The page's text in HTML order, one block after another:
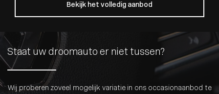
Bekijk het volledig aanbod
Staat uw droomauto er niet tussen?
Wij proberen zoveel mogelijk variatie in ons occasionaanbod te